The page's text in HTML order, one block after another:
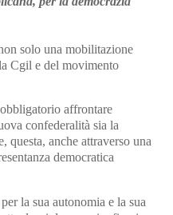
solo una mobilitazione
Cgil e del movimento
affrontare
confederalità sia la
questa, anche attraverso una
democratica
la sua autonomia e la sua